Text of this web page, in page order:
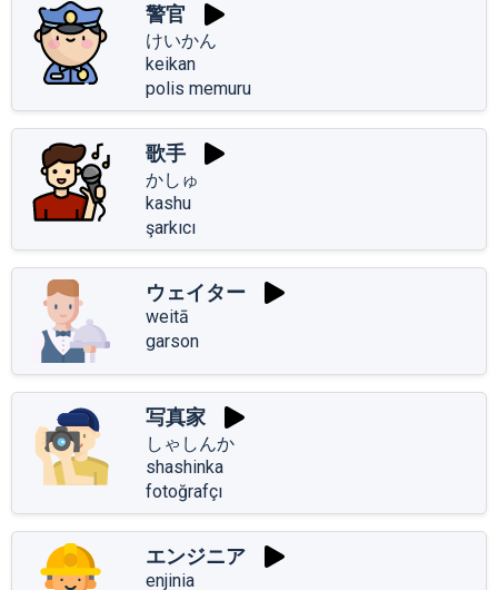
警官
けいかん
keikan
polis memuru
歌手
かしゅ
kashu
şarkıcı
ウェイター
weitā
garson
写真家
しゃしんか
shashinka
fotoğrafçı
エンジニア
enjinia